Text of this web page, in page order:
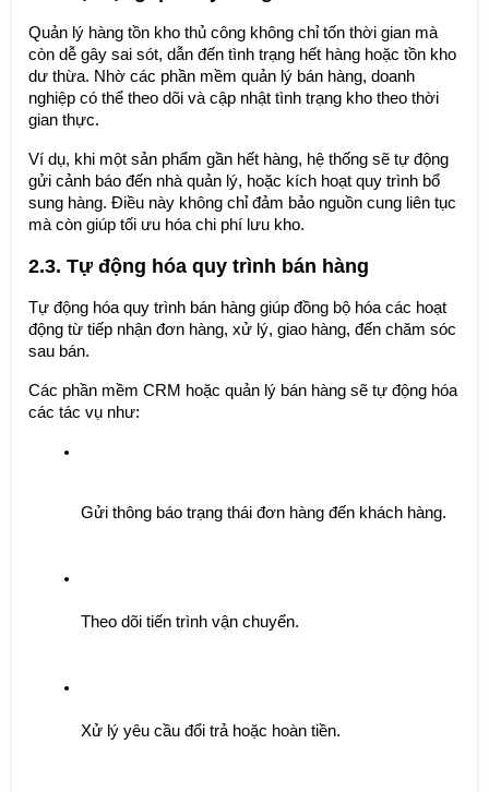
Quản lý hàng tồn kho thủ công không chỉ tốn thời gian mà
còn dễ gây sai sót, dẫn đến tình trạng hết hàng hoặc tồn kho
dư thừa. Nhờ các phần mềm quản lý bán hàng, doanh
nghiệp có thể theo dõi và cập nhật tình trạng kho theo thời
gian thực.
Ví dụ, khi một sản phẩm gần hết hàng, hệ thống sẽ tự động
gửi cảnh báo đến nhà quản lý, hoặc kích hoạt quy trình bổ
sung hàng. Điều này không chỉ đảm bảo nguồn cung liên tục
mà còn giúp tối ưu hóa chi phí lưu kho.
2.3. Tự động hóa quy trình bán hàng
Tự động hóa quy trình bán hàng giúp đồng bộ hóa các hoạt
động từ tiếp nhận đơn hàng, xử lý, giao hàng, đến chăm sóc
sau bán.
Các phần mềm CRM hoặc quản lý bán hàng sẽ tự động hóa
các tác vụ như:
Gửi thông báo trạng thái đơn hàng đến khách hàng.
Theo dõi tiến trình vận chuyển.
Xử lý yêu cầu đổi trả hoặc hoàn tiền.